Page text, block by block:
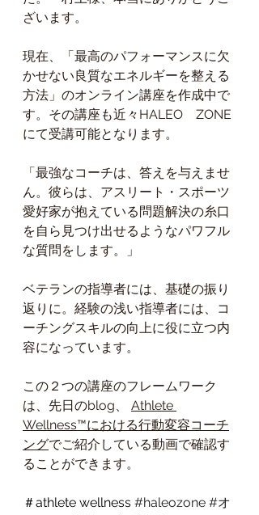
ざいます。
現在、「最高のパフォーマンスに欠
かせない良質なエネルギーを整える
方法」のオンライン講座を作成中で
す。その講座も近々HALEO　ZONE
にて受講可能となります。
「最強なコーチは、答えを与えませ
ん。彼らは、アスリート・スポーツ
愛好家が抱えている問題解決の糸口
を自ら見つけ出せるようなパワフル
な質問をします。」
ベテランの指導者には、基礎の振り
返りに。経験の浅い指導者には、コ
ーチングスキルの向上に役に立つ内
容になっています。
この２つの講座のフレームワーク
は、先日のblog、 Athlete
Wellness™における行動変容コーチ
ングでご紹介している動画で確認す
ることができます。
＃athlete wellness #haleozone #オ